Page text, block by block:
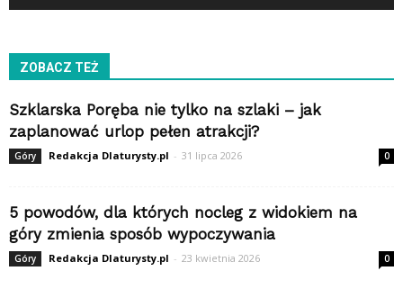
ZOBACZ TEŻ
Szklarska Poręba nie tylko na szlaki – jak
zaplanować urlop pełen atrakcji?
Góry Redakcja Dlaturysty.pl - 31 lipca 2026 0
5 powodów, dla których nocleg z widokiem na
góry zmienia sposób wypoczywania
Góry Redakcja Dlaturysty.pl - 23 kwietnia 2026 0